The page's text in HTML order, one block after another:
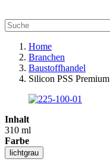
Home
Branchen
Baustoffhandel
Silicon PSS Premium
Inhalt
310 ml
Farbe
lichtgrau